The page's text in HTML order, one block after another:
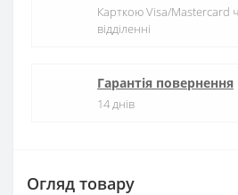
Карткою Visa/Mastercard
відділенні
Гарантія повернення
14 днів
Огляд товару